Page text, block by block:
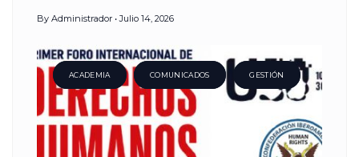
By Administrador Julio 14, 2026
ACADEMIA COMUNICADOS GESTIÓN